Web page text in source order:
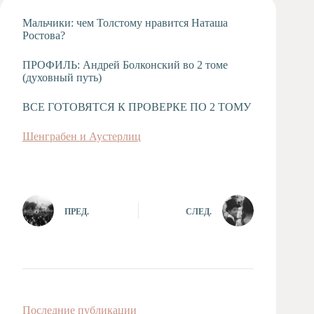
студия
отделение
Психологическая
Тьюторская
Мальчики: чем Толстому нравится Наташа
Ростова?
ПРОФИЛЬ: Андрей Болконский во 2 томе
(духовный путь)
ВСЕ ГОТОВЯТСЯ К ПРОВЕРКЕ ПО 2 ТОМУ
Шенграбен и Аустерлиц
ПРЕД. СЛЕД.
Последние публикации